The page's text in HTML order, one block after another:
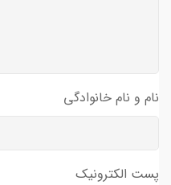
نام و نام خانوادگی
پست الکترونیک